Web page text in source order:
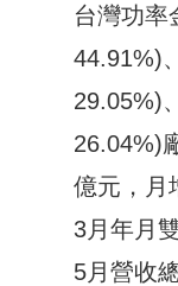
台灣功率
44.91%)
29.05%)
26.04%)
億元，月
3月年月
5月營收